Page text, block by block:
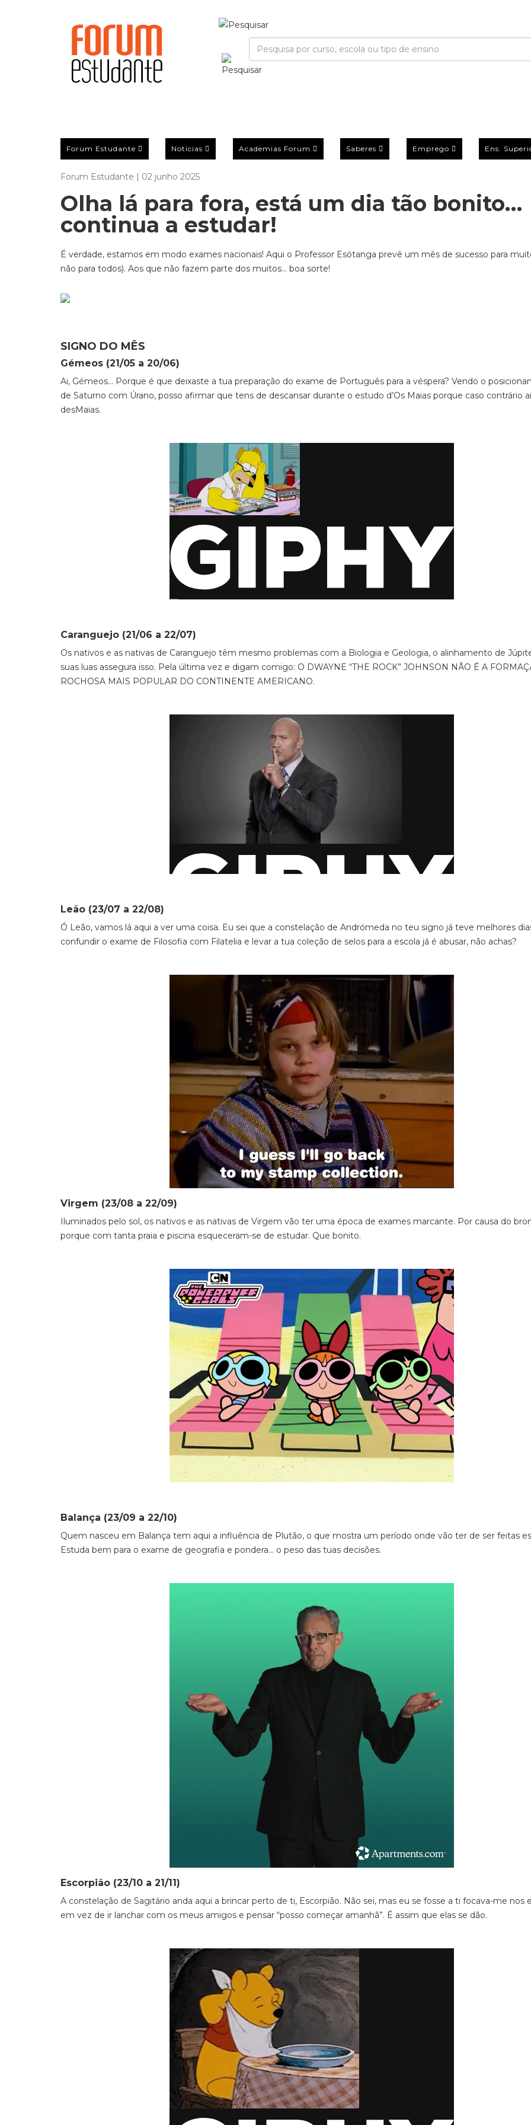
Forum Estudante Notícias Academias Forum Saberes Emprego Ens.
Forum Estudante | 02 junho 2025
Olha lá para fora, está um dia tão bonito…
continua a estudar!
É verdade, estamos em modo exames nacionais! Aqui o Professor Esótanga prevê um mês de sucesso para
não para todos). Aos que não fazem parte dos muitos… boa sorte!
SIGNO DO MÊS
Gémeos (21/05 a 20/06)
Ai, Gémeos… Porque é que deixaste a tua preparação do exame de Português para a véspera? Vendo o
de Saturno com Úrano, posso afirmar que tens de descansar durante o estudo d’Os Maias porque caso contrário
desMaias.
Caranguejo (21/06 a 22/07)
Os nativos e as nativas de Caranguejo têm mesmo problemas com a Biologia e Geologia, o alinhamento de
suas luas assegura isso. Pela última vez e digam comigo: O DWAYNE “THE ROCK” JOHNSON NÃO É A
ROCHOSA MAIS POPULAR DO CONTINENTE AMERICANO.
Leão (23/07 a 22/08)
Ó Leão, vamos lá aqui a ver uma coisa. Eu sei que a constelação de Andrómeda no teu signo já teve melhores
confundir o exame de Filosofia com Filatelia e levar a tua coleção de selos para a escola já é abusar, não achas?
Virgem (23/08 a 22/09)
Iluminados pelo sol, os nativos e as nativas de Virgem vão ter uma época de exames marcante. Por causa do
porque com tanta praia e piscina esqueceram-se de estudar. Que bonito.
Balança (23/09 a 22/10)
Quem nasceu em Balança tem aqui a influência de Plutão, o que mostra um período onde vão ter de ser feitas
Estuda bem para o exame de geografia e pondera… o peso das tuas decisões.
Escorpião (23/10 a 21/11)
A constelação de Sagitário anda aqui a brincar perto de ti, Escorpião. Não sei, mas eu se fosse a ti focava-me nos
em vez de ir lanchar com os meus amigos e pensar “posso começar amanhã”. É assim que elas se dão.